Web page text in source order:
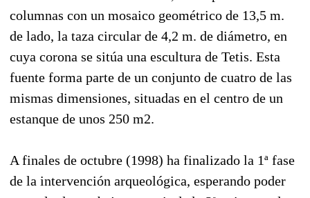
columnas con un mosaico geométrico de 13,5 m.
de lado, la taza circular de 4,2 m. de diámetro, en
cuya corona se sitúa una escultura de Tetis. Esta
fuente forma parte de un conjunto de cuatro de las
mismas dimensiones, situadas en el centro de un
estanque de unos 250 m2.
A finales de octubre (1998) ha finalizado la 1ª fase
de la intervención arqueológica, esperando poder